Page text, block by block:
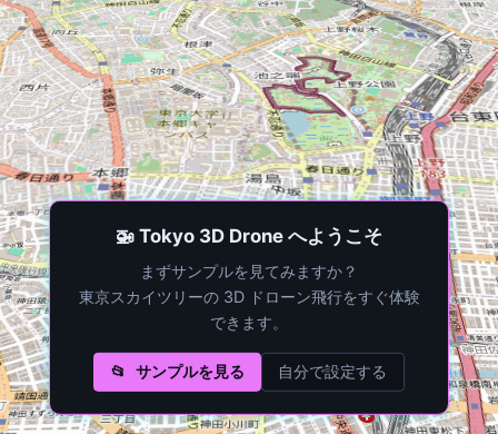
🚁 Tokyo 3D Drone へようこそ
まずサンプルを見てみますか？
東京スカイツリーの 3D ドローン飛行をすぐ体験
できます。
📂 サンプルを見る 自分で設定する